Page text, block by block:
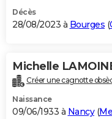
Décès
28/08/2023 à Bourges (
Michelle
Créer une cagnotte
Naissance
09/06/1933 à Nancy(